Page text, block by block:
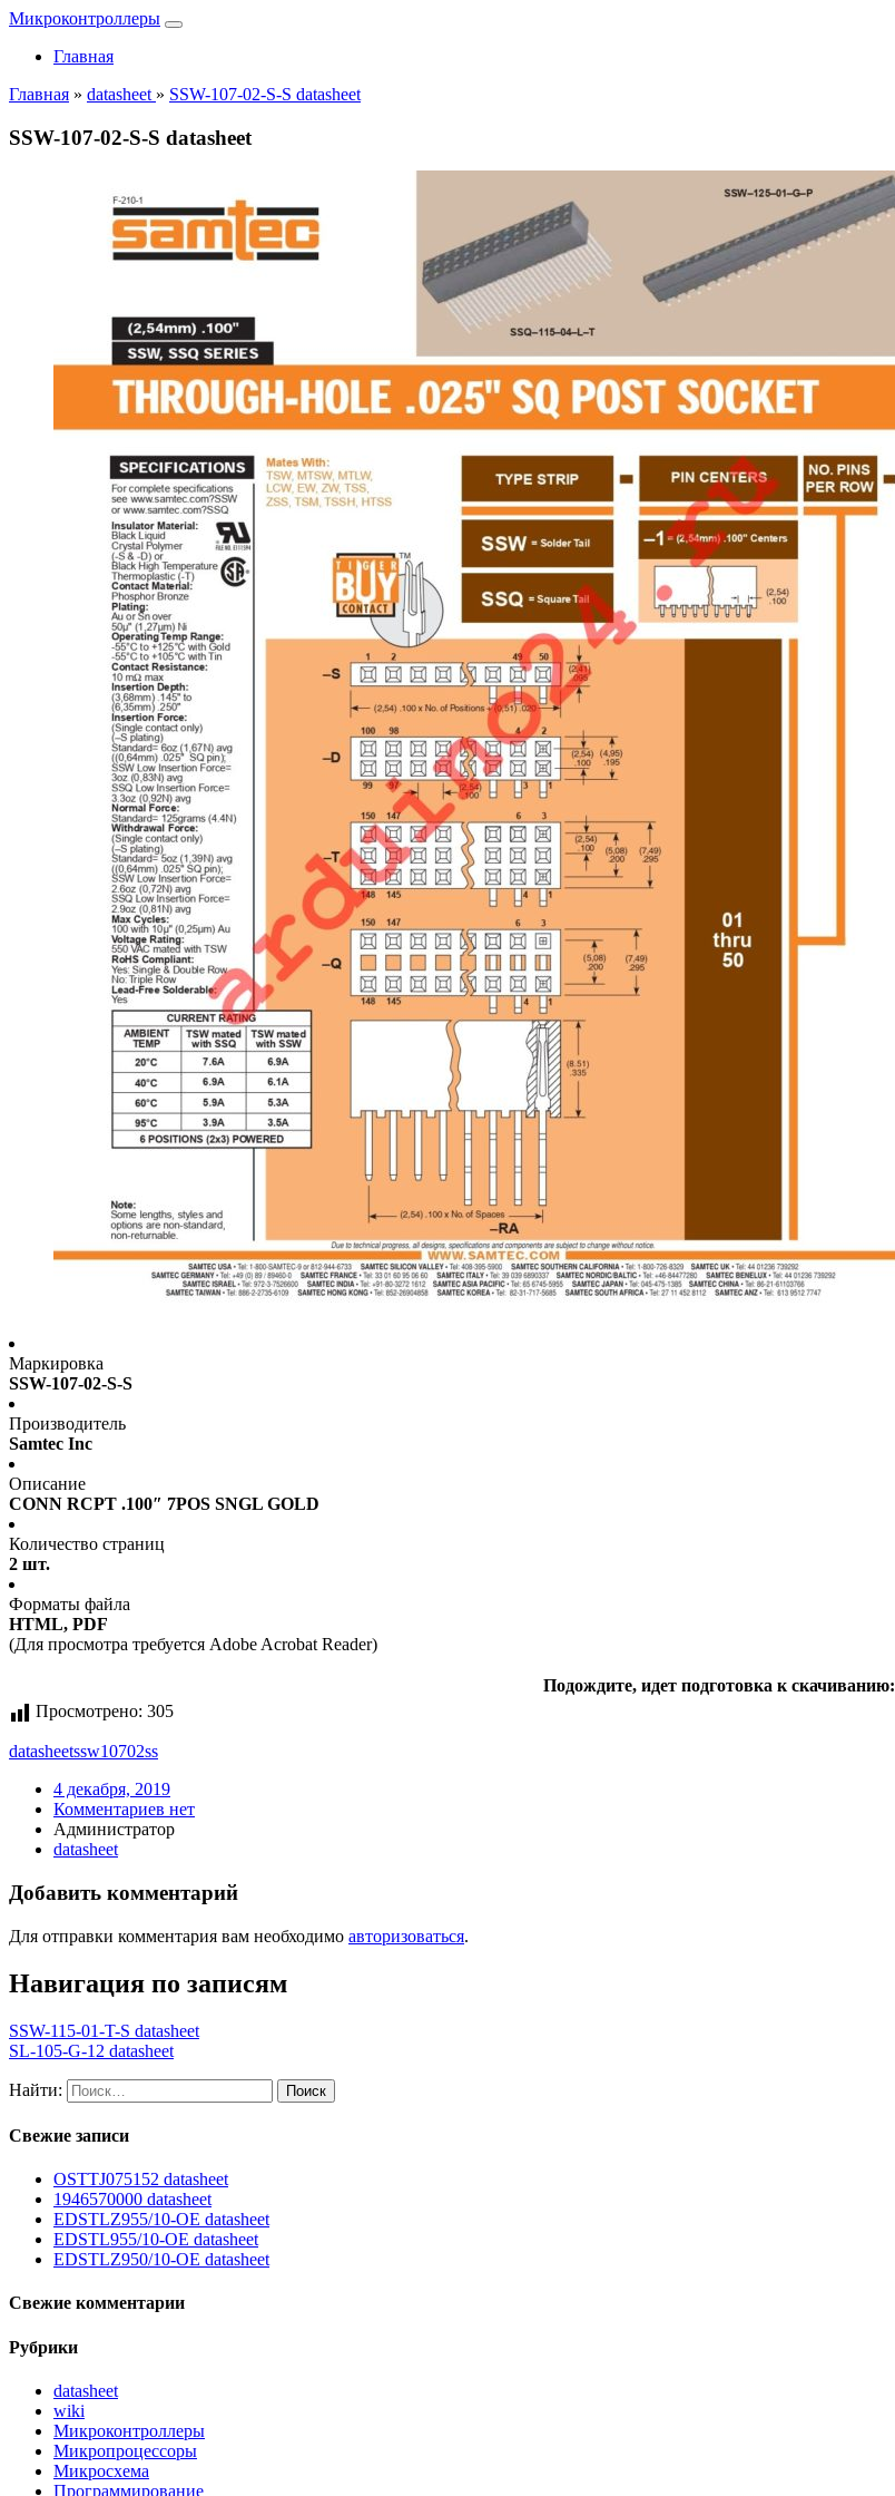
Микроконтроллеры
Главная
Главная » datasheet » SSW-107-02-S-S datasheet
SSW-107-02-S-S datasheet
Маркировка
SSW-107-02-S-S
Производитель
Samtec Inc
Описание
CONN RCPT .100″ 7POS SNGL GOLD
Количество страниц
2 шт.
Форматы файла
HTML, PDF
(Для просмотра требуется Adobe Acrobat Reader)
Подождите, идет подготовка к скачиванию:
Просмотрено: 305
datasheetssw10702ss
4 декабря, 2019
Комментариев нет
Администратор
datasheet
Добавить комментарий
Для отправки комментария вам необходимо авторизоваться.
Навигация по записям
SSW-115-01-T-S datasheet
SL-105-G-12 datasheet
Найти:
Свежие записи
OSTTJ075152 datasheet
1946570000 datasheet
EDSTLZ955/10-OE datasheet
EDSTL955/10-OE datasheet
EDSTLZ950/10-OE datasheet
Свежие комментарии
Рубрики
datasheet
wiki
Микроконтроллеры
Микропроцессоры
Микросхема
Программирование